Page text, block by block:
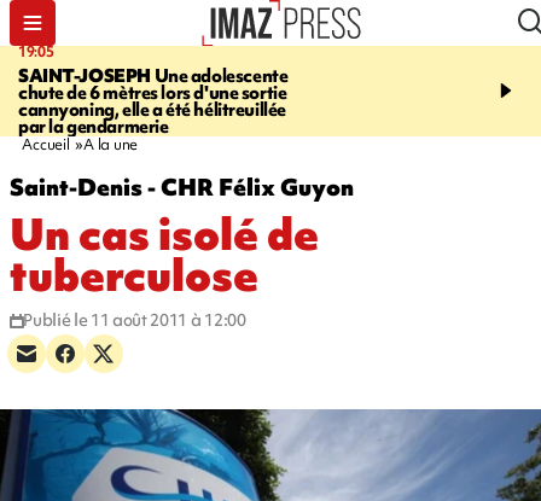
19:05
SAINT-JOSEPH Une adolescente
chute de 6 mètres lors d'une sortie
cannyoning, elle a été hélitreuillée
par la gendarmerie
20:44
rouée de coups,
Accueil A la une
Saint-Denis - CHR Félix Guyon
Un cas isolé de
tuberculose
Publié le 11 août 2011 à 12:00